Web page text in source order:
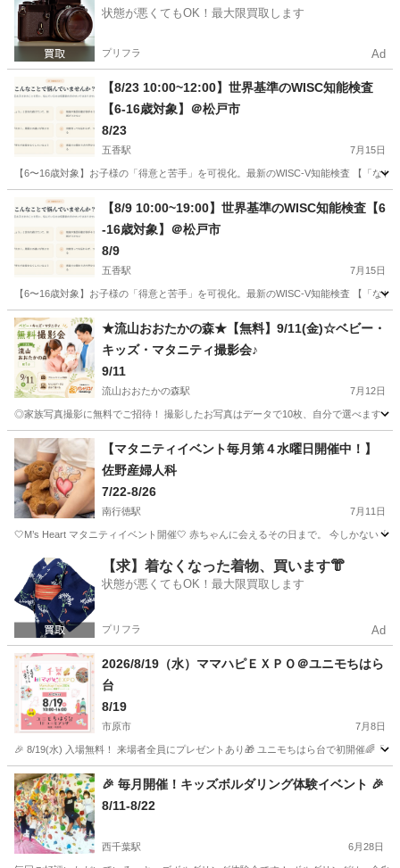
状態が悪くてもOK！最大限買取します
プリフラ Ad
【8/23 10:00~12:00】世界基準のWISC知能検査
【6-16歳対象】＠松戸市
8/23
五香駅 7月15日
【6〜16歳対象】お子様の「得意と苦手」を可視化。最新のWISC-V知能検査 【「な
松戸市
【8/9 10:00~19:00】世界基準のWISC知能検査【6
-16歳対象】＠松戸市
8/9
五香駅 7月15日
【6〜16歳対象】お子様の「得意と苦手」を可視化。最新のWISC-V知能検査 【「な
千葉 松戸市 五香駅 育児 対象
★流山おおたかの森★【無料】9/11(金)☆ベビー・
キッズ・マタニティ撮影会♪
9/11
流山おおたかの森駅 7月12日
◎家族写真撮影に無料でご招待！ 撮影したお写真はデータで10枚、自分で選べま
千葉 流山市 流山おおたかの森駅 育児 お金
【マタニティイベント毎月第４水曜日開催中！】
佐野産婦人科
7/22-8/26
南行徳駅 7月11日
🤍M’s Heart マタニティイベント開催🤍 赤ちゃんに会えるその日まで。 今しかない
千葉 市川市 南行徳駅 育児 マタニティ
【求】着なくなった着物、買います👘
状態が悪くてもOK！最大限買取します
プリフラ Ad
2026/8/19（水）ママハピＥＸＰＯ＠ユニモちはら
台
8/19
市原市 7月8日
🎉 8/19(水) 入場無料！ 来場者全員にプレゼントあり🎁 ユニモちはら台で初開
千葉 市原市 育児 ママハピ
🎉 毎月開催！キッズボルダリング体験イベント 🎉
8/11-8/22
西千葉駅 6月28日